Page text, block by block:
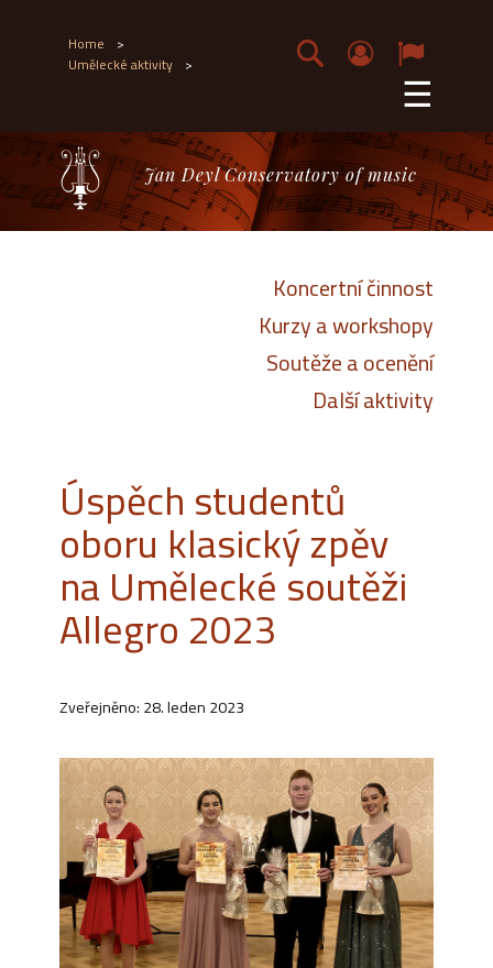
Home >
Umělecké aktivity > ☰
Jan Deyl Conservatory of music
Koncertní činnost
Kurzy a workshopy
Soutěže a ocenění
Další aktivity
Úspěch studentů
oboru klasický zpěv
na Umělecké soutěži
Allegro 2023
Zveřejněno: 28. leden 2023